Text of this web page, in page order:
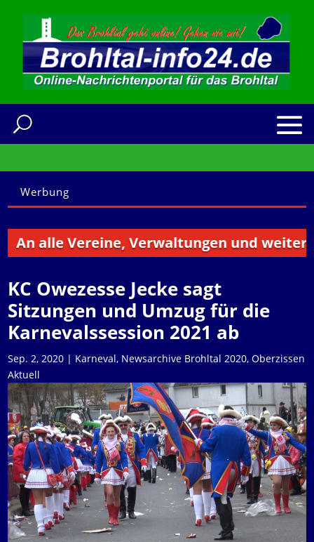
Werbung
alle Vereine, Verwaltungen und weitere
KC Owezesse Jecke sagt
Sitzungen und Umzug für die
Karnevalssession 2021 ab
Sep. 2, 2020 | Karneval, Newsarchive Brohltal 2020, Oberzissen
Aktuell